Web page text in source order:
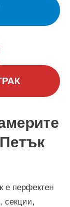
е перфектен
секции,